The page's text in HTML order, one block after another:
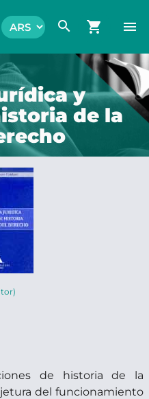
search shopping_cart menu
y
de la
de historia de la
del funcionamiento